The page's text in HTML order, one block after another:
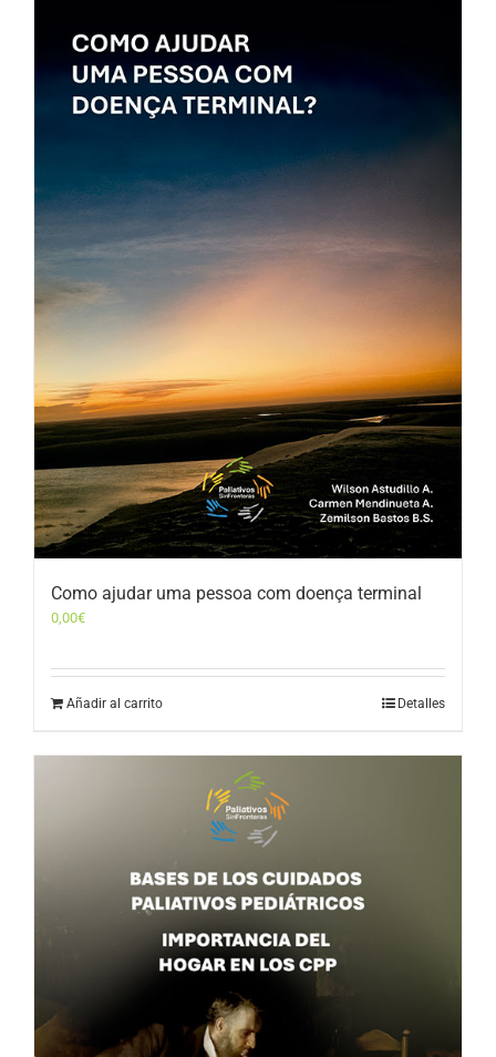
Como ajudar uma pessoa com doença terminal
0,00€
Añadir al carrito Detalles